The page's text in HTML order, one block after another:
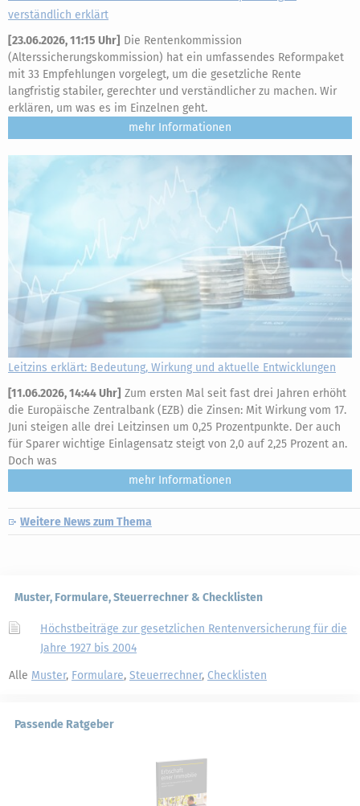
verständlich erklärt
[23.06.2026, 11:15 Uhr] Die Rentenkommission
(Alterssicherungskommission) hat ein umfassendes Reformpaket
mit 33 Empfehlungen vorgelegt, um die gesetzliche Rente
langfristig stabiler, gerechter und verständlicher zu machen. Wir
erklären, um was es im Einzelnen geht.
mehr
Leitzins erklärt: Bedeutung, Wirkung und aktuelle Entwicklungen
[11.06.2026, 14:44 Uhr] Zum ersten Mal seit fast drei Jahren erhöht
die Europäische Zentralbank (EZB) die Zinsen: Mit Wirkung vom 17.
Juni steigen alle drei Leitzinsen um 0,25 Prozentpunkte. Der auch
für Sparer wichtige Einlagensatz steigt von 2,0 auf 2,25 Prozent an.
Doch was
mehr
Weitere News zum Thema
Muster, Formulare, Steuerrechner & Checklisten
Höchstbeiträge zur gesetzlichen Rentenversicherung für die
Jahre 1927 bis 2004
Alle Muster, Formulare, Steuerrechner, Checklisten
Passende Ratgeber